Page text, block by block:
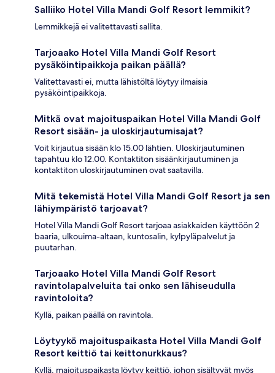
Salliiko Hotel Villa Mandi Golf Resort lemmikit?
Lemmikkejä ei valitettavasti sallita.
Tarjoaako Hotel Villa Mandi Golf Resort
pysäköintipaikkoja paikan päällä?
Valitettavasti ei, mutta lähistöltä löytyy ilmaisia
pysäköintipaikkoja.
Mitkä ovat majoituspaikan Hotel Villa Mandi Golf
Resort sisään- ja uloskirjautumisajat?
Voit kirjautua sisään klo 15.00 lähtien. Uloskirjautuminen
tapahtuu klo 12.00. Kontaktiton sisäänkirjautuminen ja
kontaktiton uloskirjautuminen ovat saatavilla.
Mitä tekemistä Hotel Villa Mandi Golf Resort ja sen
lähiympäristö tarjoavat?
Hotel Villa Mandi Golf Resort tarjoaa asiakkaiden käyttöön 2
baaria, ulkouima-altaan, kuntosalin, kylpyläpalvelut ja
puutarhan.
Tarjoaako Hotel Villa Mandi Golf Resort
ravintolapalveluita tai onko sen lähiseudulla
ravintoloita?
Kyllä, paikan päällä on ravintola.
Löytyykö majoituspaikasta Hotel Villa Mandi Golf
Resort keittiö tai keittonurkkaus?
Kyllä, majoituspaikasta löytyy keittiö, johon sisältyvät myös